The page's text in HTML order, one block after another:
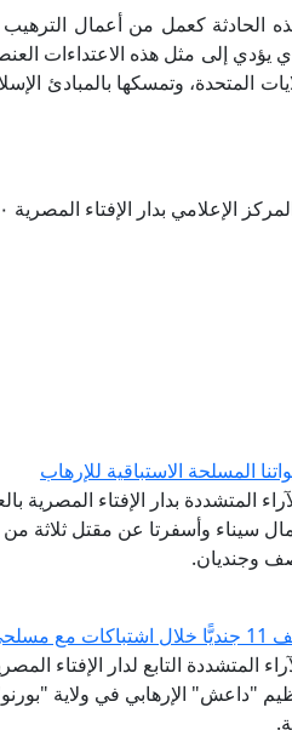
الحادثة كعمل من أعمال الترهيب
إلى مثل هذه الاعتداءات
المتحدة، وتمسكها بالمبادئ
الإعلامي بدار الإفتاء المصرية ٣٠-١١-٢٠١٦م
المسلحة الاستباقية للإرهاب
المتشددة بدار الإفتاء المصرية
سيناء وأسفرتا عن مقتل ثلاثة
وجنديان.
"داعش" الإرهابي في ولاية